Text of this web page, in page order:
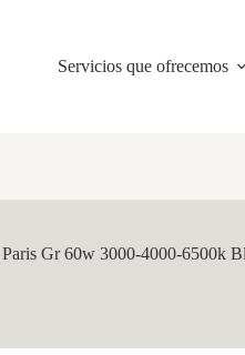
Servicios que ofrecemos
Gr 60w 3000-4000-6500k